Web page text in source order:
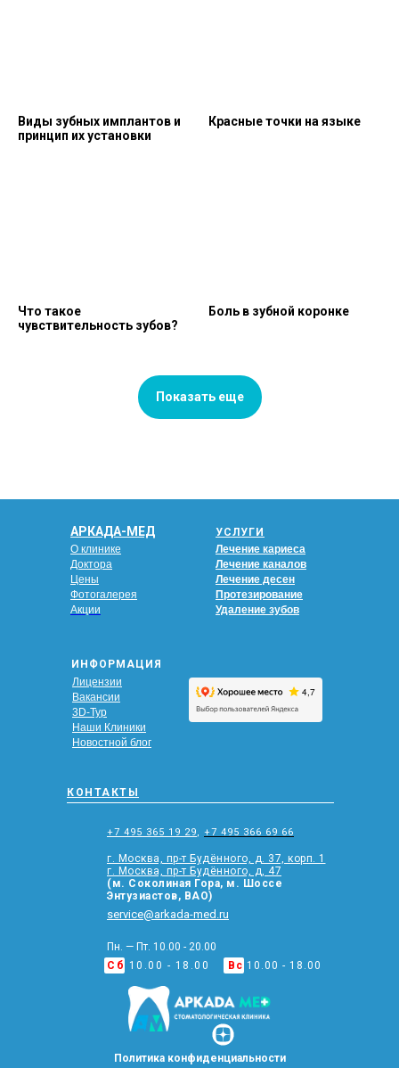
Виды зубных имплантов и
принцип их установки
Красные точки на языке
Что такое
чувствительность зубов?
Боль в зубной коронке
Показать еще
О клинике
Доктора
Цены
Фотогалерея
Акции
УСЛУГИ
Лечение кариеса
Лечение каналов
Лечение десен
Протезирование
Удаление зубов
ИНФОРМАЦИЯ
Лицензии
Вакансии
3D-Тур
Наши Клиники
Новостной блог
КОНТАКТЫ
+7 495 365 19 29, +7 495 366 69 66
г. Москва, пр-т Будённого, д. 37, корп. 1
г. Москва, пр-т Будённого, д, 47
(м. Соколиная Гора, м. Шоссе
Энтузиастов, ВАО)
service@arkada-med.ru
АРКАДА-МЕД
Пн. — Пт. 10.00 - 20.00
Сб 10.00 - 18.00 Вс 10.00 - 18.00
Политика конфиденциальности